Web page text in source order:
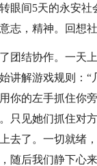
眼间5天的永安
志，精神。回想
团结协作。一天
讲解游戏规则：
你的左手抓住你
只见她们抓住对
去了。一切就绪
随后我们静下心